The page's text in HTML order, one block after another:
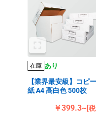
在庫 あり
【業界最安級】コピ
紙 A4 高白色 500枚
￥399.3~[